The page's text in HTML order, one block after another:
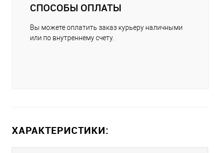
СПОСОБЫ ОПЛАТЫ
Вы можете оплатить заказ курьеру наличными
или по внутреннему счету.
ХАРАКТЕРИСТИКИ: